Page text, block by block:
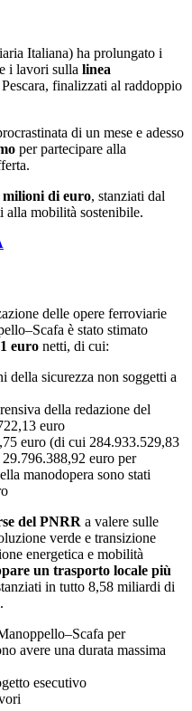
Italiana) ha prolungato i
i lavori sulla linea
finalizzati al raddoppio
di un mese e adesso
per partecipare alla
milioni di euro, stanziati dal
alla mobilità sostenibile.
delle opere ferroviarie
è stato stimato
euro netti, di cui:
della sicurezza non soggetti a
della redazione del
euro
euro (di cui 284.933.529,83
euro per
manodopera sono stati
del PNRR a valere sulle
verde e transizione
energetica e mobilità
un trasporto locale più
in tutto 8,58 miliardi di
per
avere una durata massima
esecutivo